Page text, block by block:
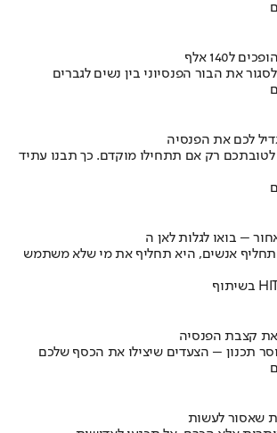
את הבור הפנסיוני בין נשים לגברים
לכם את הפנסיה
לטובתכם רק אם תתחילו מוקדם. כך תבנו עתיד
תחליף אנשים, היא תחליף את מי שלא משתמש
קצבת הפנסיה
תכנון – הצעדים שיצילו את הכסף שלכם
שאסור לעשות